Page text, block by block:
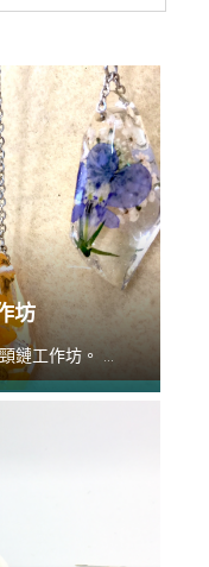
坊
鏈工作坊。 ...